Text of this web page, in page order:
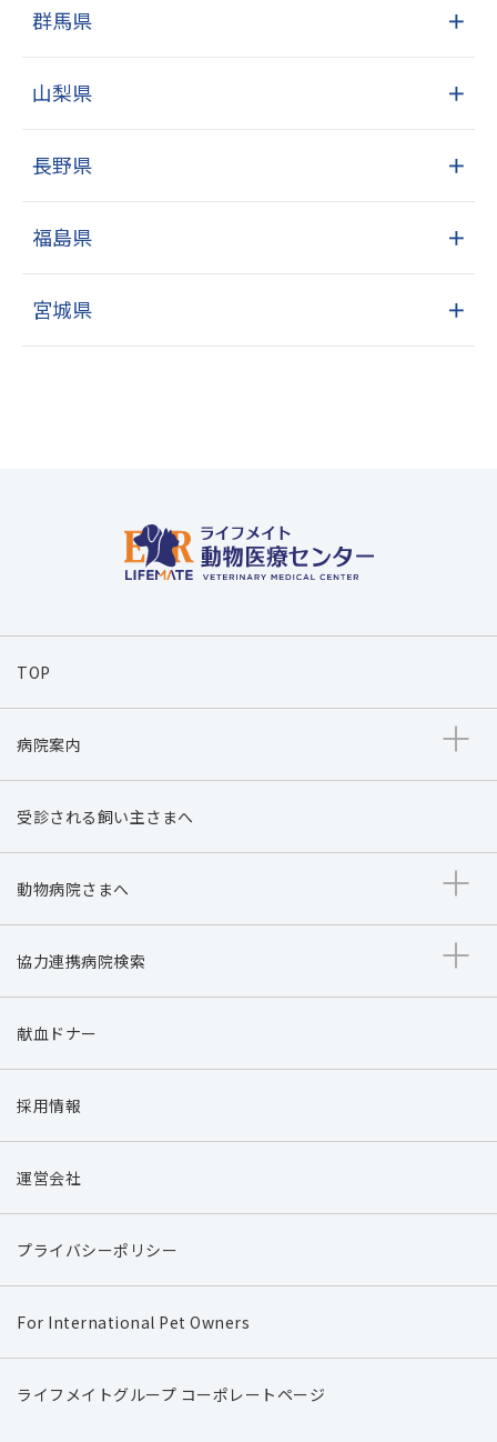
群馬県 ＋
山梨県 ＋
長野県 ＋
福島県 ＋
宮城県 ＋
TOP
病院案内
受診される飼い主さまへ
動物病院さまへ
協力連携病院検索
献血ドナー
採用情報
運営会社
プライバシーポリシー
For International Pet Owners
ライフメイトグループ コーポレートページ